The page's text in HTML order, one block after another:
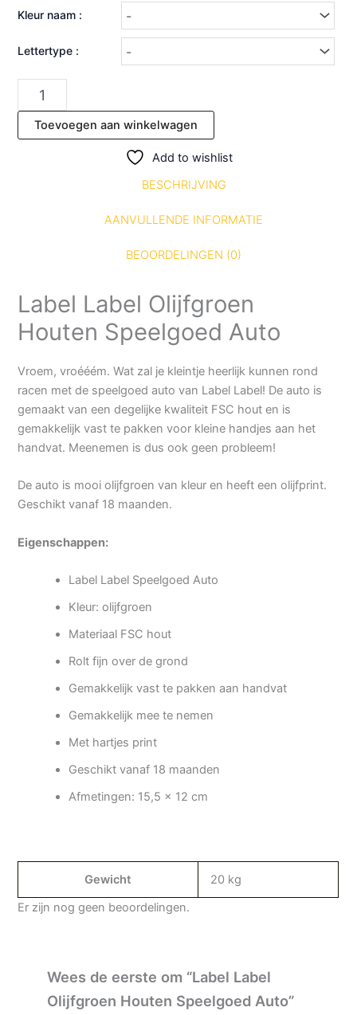
Kleur naam :
Lettertype :
Toevoegen aan winkelwagen
Add to wishlist
BESCHRIJVING
AANVULLENDE INFORMATIE
BEOORDELINGEN (0)
Label Label Olijfgroen
Houten Speelgoed Auto
Vroem, vroééém. Wat zal je kleintje heerlijk kunnen rond
racen met de speelgoed auto van Label Label! De auto is
gemaakt van een degelijke kwaliteit FSC hout en is
gemakkelijk vast te pakken voor kleine handjes aan het
handvat. Meenemen is dus ook geen probleem!
De auto is mooi olijfgroen van kleur en heeft een olijfprint.
Geschikt vanaf 18 maanden.
Eigenschappen:
Label Label Speelgoed Auto
Kleur: olijfgroen
Materiaal FSC hout
Rolt fijn over de grond
Gemakkelijk vast te pakken aan handvat
Gemakkelijk mee te nemen
Met hartjes print
Geschikt vanaf 18 maanden
Afmetingen: 15,5 x 12 cm
Gewicht
20 kg
Er zijn nog geen beoordelingen.
Wees de eerste om “Label Label
Olijfgroen Houten Speelgoed Auto”